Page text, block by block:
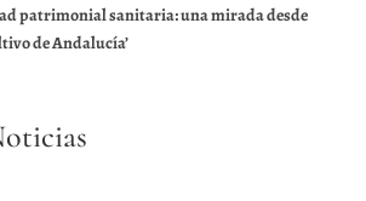
patrimonial sanitaria: una mirada desde
de Andalucía’